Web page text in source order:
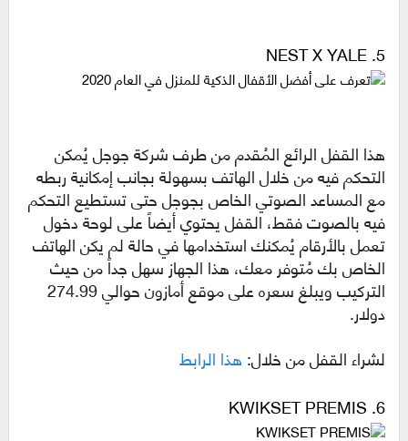
5. NEST X YALE
هذا القفل الرائع المُقدم من طرف شركة جوجل يُمكن
التحكم فيه من خلال الهاتف بسهولة بجانب إمكانية ربطه
مع المساعد الصوتي الخاص بجوجل حتى تستطيع التحكم
فيه بالصوت فقط، القفل يحتوي أيضاً على لوحة دخول
تعمل بالأرقام يُمكنك استخدامها في حالة لم يكن الهاتف
الخاص بك مُتوفر معك، هذا الجهاز سهل جداً من حيث
التركيب ويبلغ سعره على موقع أمازون حوالي 274.99
دولار.
لشراء القفل من خلال:هذا الرابط
6. KWIKSET PREMIS